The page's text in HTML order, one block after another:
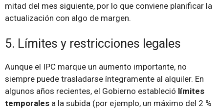
mitad del mes siguiente, por lo que conviene planificar la
actualización con algo de margen.
5. Límites y restricciones legales
Aunque el IPC marque un aumento importante, no
siempre puede trasladarse íntegramente al alquiler. En
algunos años recientes, el Gobierno estableció límites
temporales a la subida (por ejemplo, un máximo del 2 %